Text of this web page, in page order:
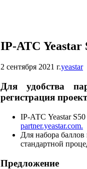
IP-АТС Yeastar
2 сентября 2021 г.yeastar
Для удобства
регистрация
IP-АТС Yeastar S50
partner.yeastar.com.
Для набора
стандартной
Предложение